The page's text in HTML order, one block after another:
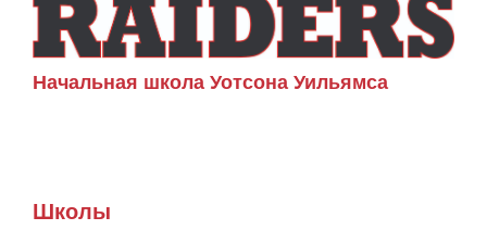
Начальная школа Уотсона Уильямса
Школы